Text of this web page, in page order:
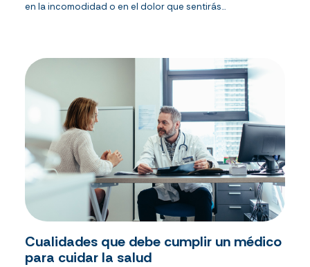
en la incomodidad o en el dolor que sentirás...
Cualidades que debe cumplir un médico
para cuidar la salud